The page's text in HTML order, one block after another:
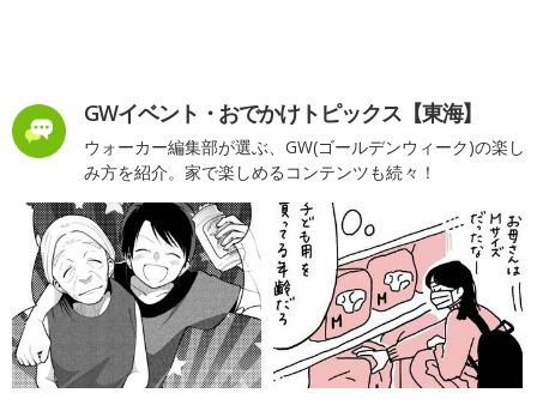
GWイベント・おでかけトピックス【東海】
ウォーカー編集部が選ぶ、GW(ゴールデンウィーク)の楽し
み方を紹介。家で楽しめるコンテンツも続々！